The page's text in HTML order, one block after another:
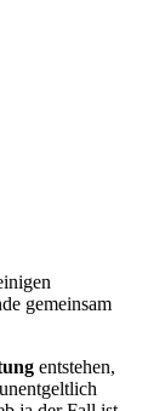
gemeinsam
entstehen,